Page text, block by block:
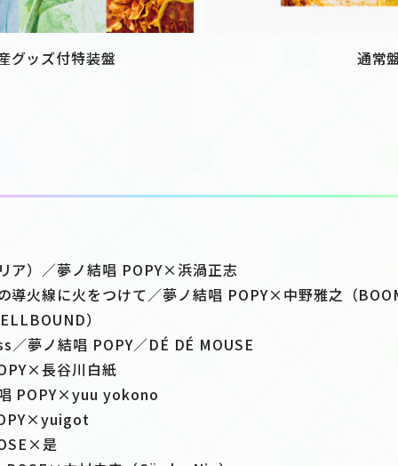
グッズ付特装盤 通常
ア）／夢ノ結唱 POPY×浜渦正志
導火線に火をつけて／夢ノ結唱 POPY×中野雅之（
）
夢ノ結唱 POPY／DÉ DÉ MOUSE
長谷川白紙
POPY×yuu yokono
是